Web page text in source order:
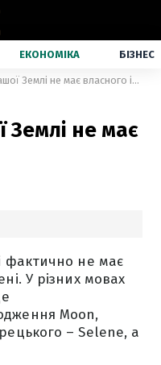
ЕКОНОМІКА БІЗНЕС
Чому місяць нашої Землі не має власного імені
Землі не має
фактично не має
У різних мовах
Moon,
– Selene, а